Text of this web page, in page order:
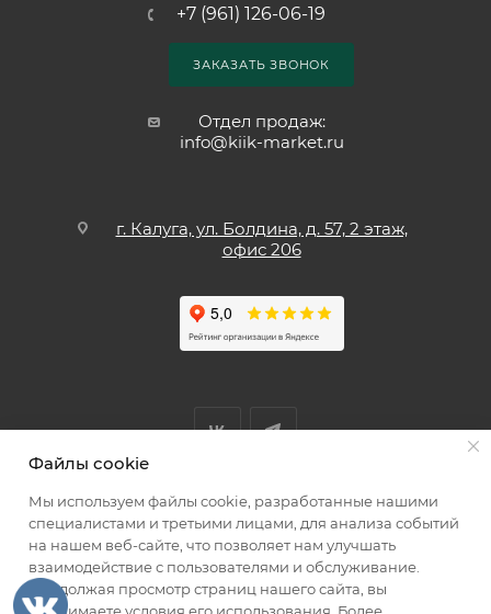
+7 (961) 126-06-19
ЗАКАЗАТЬ ЗВОНОК
Отдел продаж:
info@kiik-market.ru
г. Калуга, ул. Болдина, д. 57, 2 этаж,
офис 206
Мы принимаем к оплате
Файлы cookie
Мы используем файлы cookie, разработанные нашими
специалистами и третьими лицами, для анализа событий
на нашем веб-сайте, что позволяет нам улучшать
взаимодействие с пользователями и обслуживание.
Продолжая просмотр страниц нашего сайта, вы